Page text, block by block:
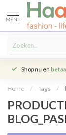
MENU
Shop nu en
Home / Tags /